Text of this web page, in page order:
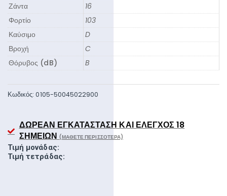
Ζάντα
16
Φορτίο
103
Καύσιμο
D
Βροχή
C
Θόρυβος (dB)
B
Κωδικός:0105-50045022900
ΔΩΡΕΆΝ ΕΓΚΑΤΆΣΤΑΣΗ ΚΑΙ ΈΛΕΓΧΟΣ 18
ΣΗΜΕΊΩΝ (ΜΆΘΕΤΕ ΠΕΡΙΣΣΌΤΕΡΑ)
Τιμή μονάδας:
Τιμή τετράδας: